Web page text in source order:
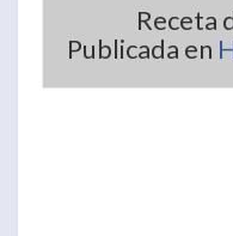
Receta
Publicada en